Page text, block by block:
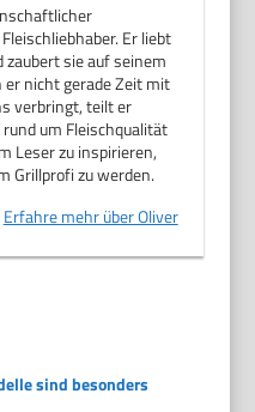
Er liebt
sie auf seinem
nicht gerade Zeit mit
verbringt, teilt er
rund um Fleischqualität
Leser zu inspirieren,
Grillprofi zu werden.
Erfahre mehr über Oliver
sind besonders